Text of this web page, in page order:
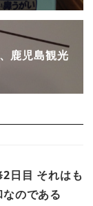
鹿児島観光
2日目 それはも
のである